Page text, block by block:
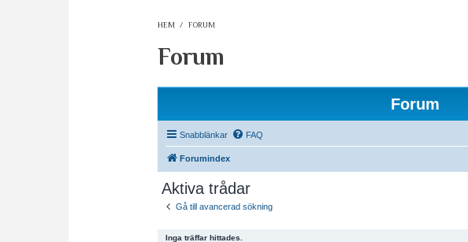
HEM / FORUM
Forum